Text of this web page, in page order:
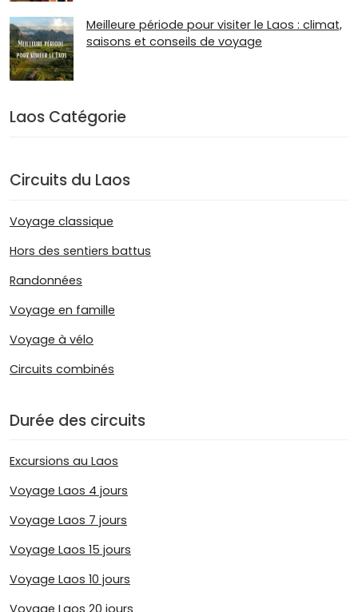
Meilleure période pour visiter le Laos : climat,
saisons et conseils de voyage
Laos Catégorie
Circuits du Laos
Voyage classique
Hors des sentiers battus
Randonnées
Voyage en famille
Voyage à vélo
Circuits combinés
Durée des circuits
Excursions au Laos
Voyage Laos 4 jours
Voyage Laos 7 jours
Voyage Laos 15 jours
Voyage Laos 10 jours